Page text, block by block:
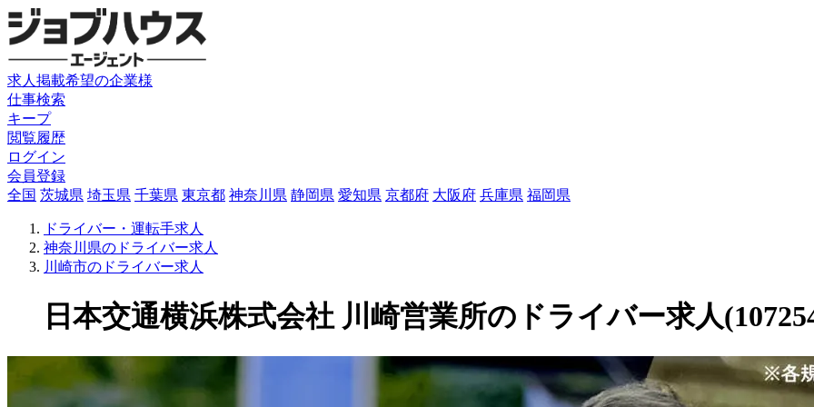
求人掲載希望の企業様
仕事検索
キープ
閲覧履歴
ログイン
会員登録
全国 茨城県 埼玉県 千葉県 東京都 神奈川県 静岡県 愛知県 京都府 大阪府 兵庫県 福岡県
ドライバー・運転手求人
神奈川県のドライバー求人
川崎市のドライバー求人
日本交通横浜株式会社 川崎営業所のドライバー求人